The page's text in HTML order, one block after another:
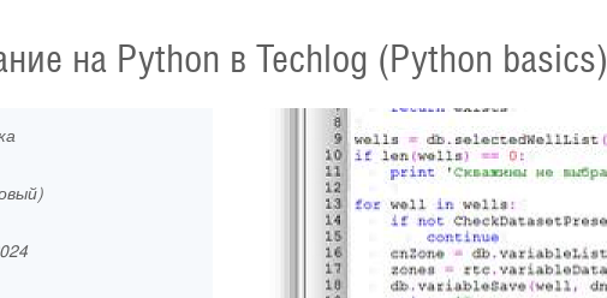
на Python в Techlog (Python basics)